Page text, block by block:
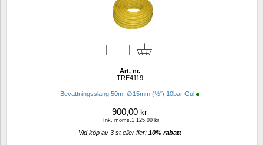
Art. nr.
TRE4119
Bevattningsslang 50m, ∅15mm (½") 10bar Gul
900,00 kr
Ink. moms.1 125,00 kr
Vid köp av 3 st eller fler: 10% rabatt